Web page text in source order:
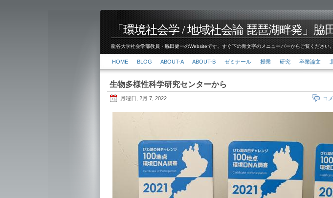
「環境社会学 / 地域社会論 琵琶湖畔発」脇
龍谷大学社会学部教員・脇田健一のWebsiteです。すぐ下の青文字のメニューバーからご覧くださ
HOME BLOG ABOUT-A ABOUT-B ゼミナール 授業 研究 卒業論文
生物多様性科学研究センターから
月曜日, 2月 7, 2022 コ